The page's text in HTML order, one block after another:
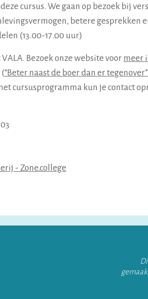
cursus. We gaan op bezoek bij
betere gesprekken
(13.00-17.00 uur)
Bezoek onze website voor meer
(“Beter naast de boer dan er
cursusprogramma kun je contact
- Zone.college